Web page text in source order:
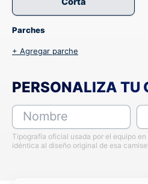
Parches
+ Agregar parche
PERSONALIZA TU
Nombre
Tipografía oficial usada por el equipo
idéntica al diseño original de esa